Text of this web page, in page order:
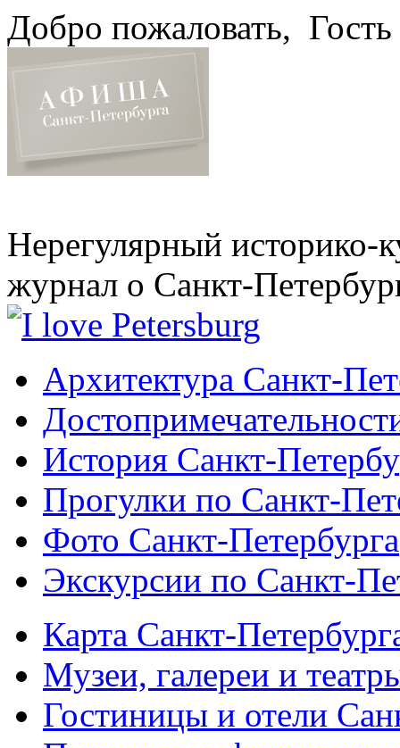
Добро пожаловать, Гость
Нерегулярный историко-
журнал о Санкт-
Архитектура Санкт-
История Санкт-
Прогулки по Санкт-
Фото Санкт-Петербурга
Экскурсии по Санкт-
Карта Санкт-
Музеи, галереи и
Гостиницы и отели